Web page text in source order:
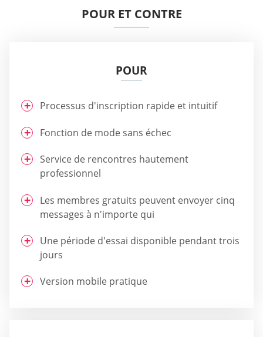
POUR ET CONTRE
POUR
Processus d'inscription rapide et intuitif
Fonction de mode sans échec
Service de rencontres hautement
professionnel
Les membres gratuits peuvent envoyer cinq
messages à n'importe qui
Une période d'essai disponible pendant trois
jours
Version mobile pratique